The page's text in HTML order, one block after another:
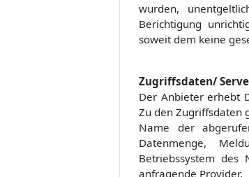
wurden,
Berichtigung
soweit dem keine
Zugriffsdaten/
Der Anbieter erhebt
Zu den Zugriffsdaten
Name der
Datenmenge,
Betriebssystem des
anfragende Provider.